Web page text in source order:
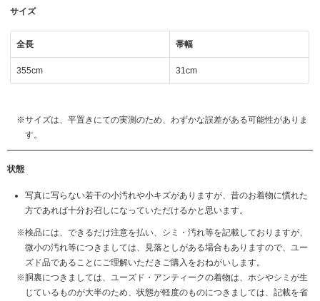
サイズ
全長 帯幅
355cm 31cm
サイズは、平置きにての実測のため、わずかな誤差がある可能性がありま
す。
状態
写真に写らない若干の小汚れや小キズがありますが、昔のお着物に慣れた
方であれば十分お召しになっていただけるかと思います。
検品には、できるだけ注意を払い、シミ・汚れ等を記載しておりますが、
微小の汚れ等につきましては、見落としがある場合もありますので、ユー
ズド品であることにご理解いただきご購入をおねがいします。
胴裏につきましては、ユーズド・アンティークの着物は、ホシやシミが生
じているものが大半のため、状態が軽度のものにつきましては、記載を省